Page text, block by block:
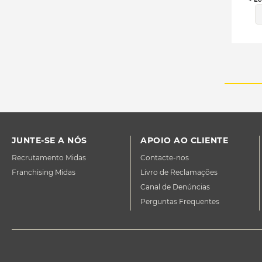
JUNTE-SE A NÓS
Recrutamento Midas
Franchising Midas
APOIO AO CLIENTE
Contacte-nos
Livro de Reclamações
Canal de Denúncias
Perguntas Frequentes